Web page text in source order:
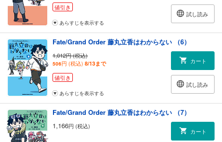
値引き
試し読み
あらすじを表示する
Fate/Grand Order 藤丸立香はわからない （6）
1,012円 (税込)
506円 (税込) 8/13まで
値引き
カート
試し読み
あらすじを表示する
Fate/Grand Order 藤丸立香はわからない （7）
1,166円 (税込)
カート